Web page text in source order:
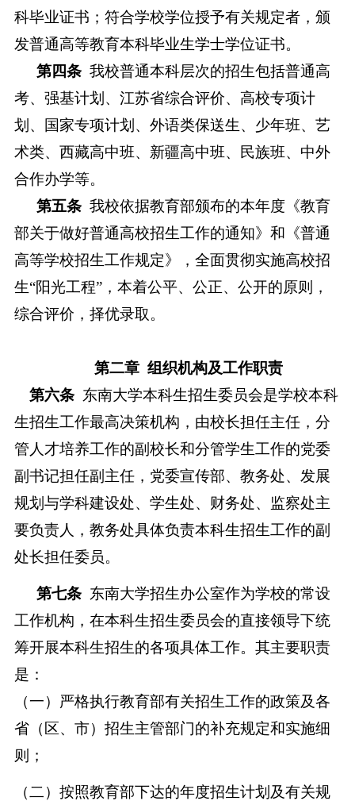
科毕业证书；符合学校学位授予有关规定者，颁
发普通高等教育本科毕业生学士学位证书。
第四条 我校普通本科层次的招生包括普通高
考、强基计划、 江苏省综合评价、高校专项计
划、国家专项计划、 外语类保送生、少年班、艺
术类、西藏高中班、新疆高中班、民族班、中外
合作办学等。
第五条 我校依据教育部颁布的本年度《教育
部关于做好普通高校招生工作的通知》和《普通
高等学校招生工作规定》，全面贯彻实施高校招
生“阳光工程”，本着公平、公正、公开的原则，
综合评价，择优录取。
第二章 组织机构及工作职责
第六条 东南大学本科生招生委员会是学校本科
生招生工作最高决策机构，由校长担任主任， 分
管 人才培养工作的副校长和分管学生工作的党委
副书记担任副 主任， 党委宣传部、教务处、发展
规划与学科建设处、学生处、财务处、监察处主
要负责人，教务处具体负责本科生招生工作的副
处长担任委员。
第七条 东南大学招生办公室作为学校的常设
工作机构，在本科生招生委员会的直接领导下统
筹开展本科生招生的各项具体工作。其主要职责
是：
（一）严格执行教育部有关招生工作的政策及各
省（区、市） 招生主管部门的补充规定和实施细
则；
（二）按照教育部下达的年度招生计划及有关规